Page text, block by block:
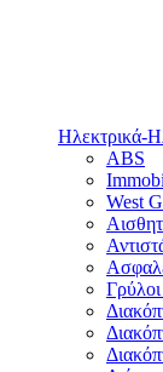
Ηλεκτρικά-
ABS
West